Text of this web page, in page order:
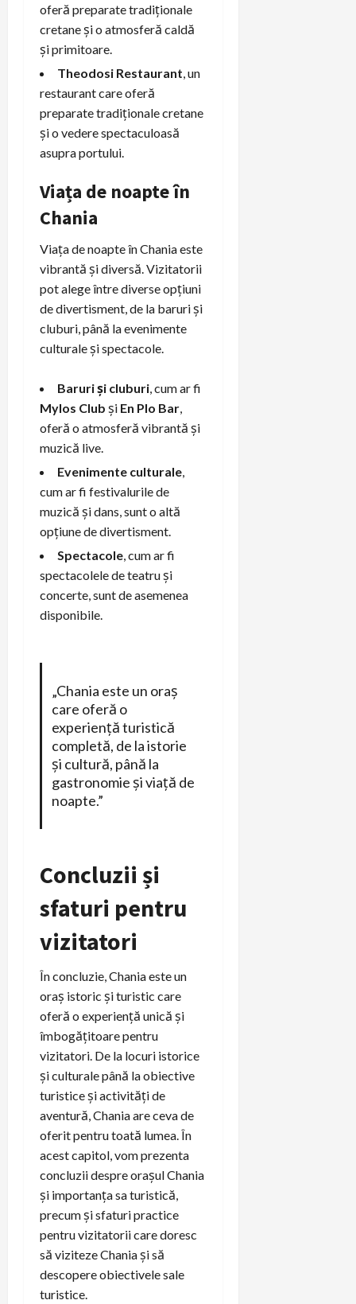
oferă preparate tradiționale
cretane și o atmosferă caldă
și primitoare.
Theodosi Restaurant , un
restaurant care oferă
preparate tradiționale cretane
și o vedere spectaculoasă
asupra portului.
Viața de noapte în
Chania
Viața de noapte în Chania este
vibrantă și diversă. Vizitatorii
pot alege între diverse opțiuni
de divertisment, de la baruri și
cluburi, până la evenimente
culturale și spectacole.
Baruri și cluburi , cum ar fi
Mylos Club și En Plo Bar
oferă o atmosferă vibrantă și
muzică live.
Evenimente culturale
cum ar fi festivalurile de
muzică și dans, sunt o altă
opțiune de divertisment.
Spectacole , cum ar fi
spectacolele de teatru și
concerte, sunt de asemenea
disponibile.
„Chania este un oraș
care oferă o
experiență turistică
completă, de la istorie
și cultură, până la
gastronomie și viață de
noapte.”
Concluzii și
sfaturi pentru
vizitatori
În concluzie, Chania este un
oraș istoric și turistic care
oferă o experiență unică și
îmbogățitoare pentru
vizitatori. De la locuri istorice
și culturale până la obiective
turistice și activități de
aventură, Chania are ceva de
oferit pentru toată lumea. În
acest capitol, vom prezenta
concluzii despre orașul Chania
și importanța sa turistică,
precum și sfaturi practice
pentru vizitatorii care doresc
să viziteze Chania și să
descopere obiectivele sale
turistice.